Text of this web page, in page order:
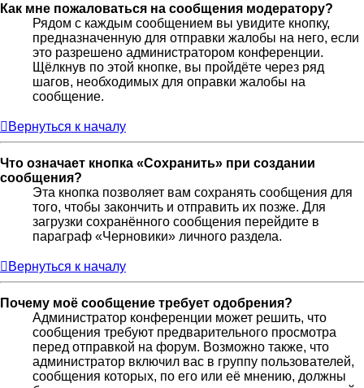
Как мне пожаловаться на сообщения модератору?
Рядом с каждым сообщением вы увидите кнопку,
предназначенную для отправки жалобы на него, если
это разрешено администратором конференции.
Щёлкнув по этой кнопке, вы пройдёте через ряд
шагов, необходимых для оправки жалобы на
сообщение.
Вернуться к началу
Что означает кнопка «Сохранить» при создании
сообщения?
Эта кнопка позволяет вам сохранять сообщения для
того, чтобы закончить и отправить их позже. Для
загрузки сохранённого сообщения перейдите в
параграф «Черновики» личного раздела.
Вернуться к началу
Почему моё сообщение требует одобрения?
Администратор конференции может решить, что
сообщения требуют предварительного просмотра
перед отправкой на форум. Возможно также, что
администратор включил вас в группу пользователей,
сообщения которых, по его или её мнению, должны